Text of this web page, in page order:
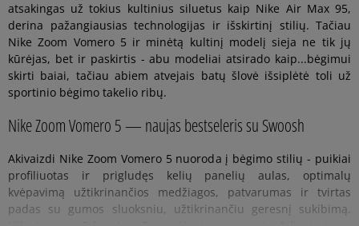
atsakingas už tokius kultinius siluetus kaip Nike Air Max 95,
derina pažangiausias technologijas ir išskirtinį stilių. Tačiau
Nike Zoom Vomero 5 ir minėtą kultinį modelį sieja ne tik jų
kūrėjas, bet ir paskirtis - abu modeliai atsirado kaip...bėgimui
skirti baiai, tačiau abiem atvejais batų šlovė išsiplėtė toli už
sportinio bėgimo takelio ribų.
Nike Zoom Vomero 5 — naujas bestseleris su Swoosh
Akivaizdi Nike Zoom Vomero 5 nuoroda į bėgimo stilių - puikiai
profiliuotas ir prigludęs kelių panelių aulas, optimalų
kvėpavimą užtikrinančios medžiagos, patvarumas ir tvirtas
padas su gumos sluoksniu, užtikrinančiu geresnį sukibimą.